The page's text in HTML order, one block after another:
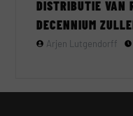
DISTRIBUTIE VAN
DECENNIUM
Arjen Lutgendorff